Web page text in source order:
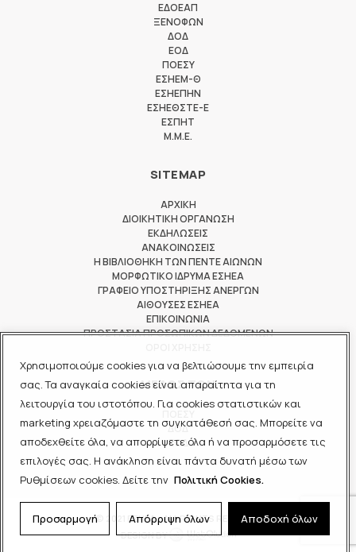
Χρησιμοποιούμε cookies για να βελτιώσουμε την εμπειρία
σας. Τα αναγκαία cookies είναι απαραίτητα για τη
λειτουργία του ιστοτόπου. Για cookies στατιστικών και
marketing χρειαζόμαστε τη συγκατάθεσή σας. Μπορείτε να
αποδεχθείτε όλα, να απορρίψετε όλα ή να προσαρμόσετε τις
επιλογές σας. Η ανάκληση είναι πάντα δυνατή μέσω των
Ρυθμίσεων cookies. Δείτε την Πολιτική Cookies.
Προσαρμογή Απόρριψη όλων Αποδοχή όλων
ΕΔΟΕΑΠ
ΞΕΝΟΦΩΝ
ΔΟΔ
ΕΟΔ
ΠΟΕΣΥ
ΕΣΗΕΜ-Θ
ΕΣΗΕΠΗΝ
ΕΣΗΕΘΣΤΕ-Ε
ΕΣΠΗΤ
M.M.E.
SITEMAP
ΑΡΧΙΚΗ
ΔΙΟΙΚΗΤΙΚΗ ΟΡΓΑΝΩΣΗ
ΕΚΔΗΛΩΣΕΙΣ
ΑΝΑΚΟΙΝΩΣΕΙΣ
Η ΒΙΒΛΙΟΘΗΚΗ ΤΩΝ ΠΕΝΤΕ ΑΙΩΝΩΝ
ΜΟΡΦΩΤΙΚΟ ΙΔΡΥΜΑ ΕΣΗΕΑ
ΓΡΑΦΕΙΟ ΥΠΟΣΤΗΡΙΞΗΣ ΑΝΕΡΓΩΝ
ΑΙΘΟΥΣΕΣ ΕΣΗΕΑ
ΕΠΙΚΟΙΝΩΝΙΑ
ΠΡΟΣΤΑΣΙΑ ΠΡΟΣΩΠΙΚΩΝ ΔΕΔΟΜΕΝΩΝ
ΜΕΛΟΣ ΤΩΝ
ΔΟΔ
ΕΟΔ
© 2021 ΕΣΗΕΑ - ALL RIGHTS RESERVED
DESIGN BY